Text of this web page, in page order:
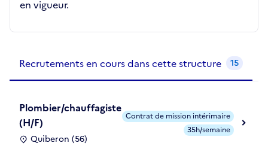
en vigueur.
Recrutements en cours dans cette structure 15
Plombier/chauffagiste
(H/F)
Quiberon (56)
Contrat de mission intérimaire
35h/semaine